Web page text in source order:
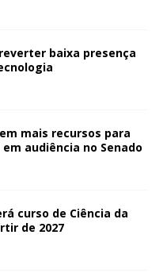
baixa presença
mais recursos para
audiência no Senado
curso de Ciência da
de 2027